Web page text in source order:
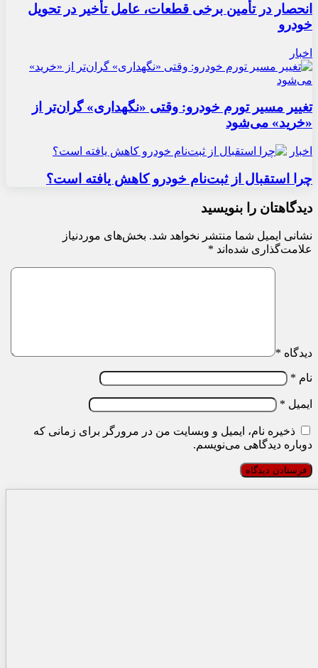
انحصار در تأمین برخی قطعات، عامل تأخیر در تحویل
خودرو
اخبار
تغییر مسیر تورم خودرو: وقتی «نگهداری» گران‌تر از
«خرید» می‌شود
اخبار
چرا استقبال از ثبت‌نام خودرو کاهش یافته است؟
دیدگاهتان را بنویسید
نشانی ایمیل شما منتشر نخواهد شد. بخش‌های موردنیاز
علامت‌گذاری شده‌اند *
دیدگاه *
نام *
ایمیل *
ذخیره نام، ایمیل و وبسایت من در مرورگر برای زمانی که
دوباره دیدگاهی می‌نویسم.